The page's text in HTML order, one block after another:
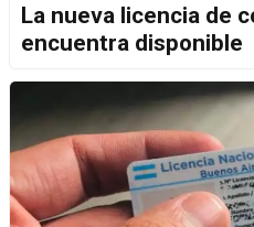
La nueva licencia de
encuentra disponible